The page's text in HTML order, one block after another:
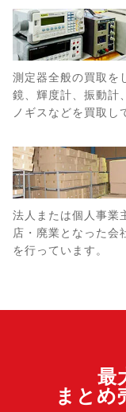
測定器全般の買取を
鏡、輝度計、振動計
ノギスなどを買取し
法人または個人事業
店・廃業となった会
を行っています。
最
まとめ